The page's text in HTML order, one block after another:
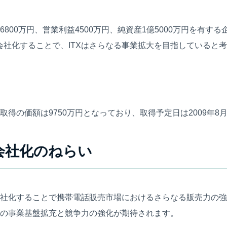
万円、営業利益4500万円、純資産1億5000万円を有する
化することで、ITXはさらなる事業拡大を目指していると
得の価額は9750万円となっており、取得予定日は2009年8
化のねらい
化することで携帯電話販売市場におけるさらなる販売力の
事業基盤拡充と競争力の強化が期待されます。